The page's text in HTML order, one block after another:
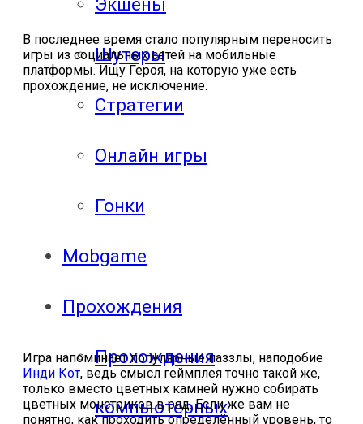
Экшены
Шутеры
Стратегии
Онлайн игры
Гонки
Mobgame
Прохождения
Прохождения
компьютерных
В последнее время стало популярным переносить
игры из социальных сетей на мобильные
платформы. Ищу Героя, на которую уже есть
прохождение, не исключение.
Игра напоминает популярные паззлы, наподобие
Инди Кот, ведь смысл геймплея точно такой же,
только вместо цветных камней нужно собирать
цветных монстриков в ряд. Если же вам не
понятно, как проходить определённый уровень, то